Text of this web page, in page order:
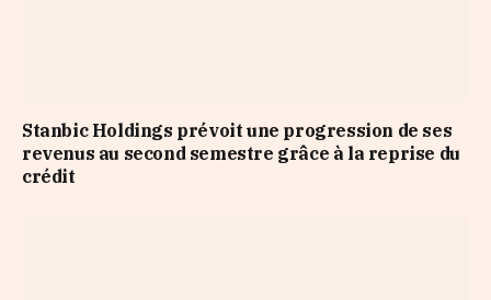
Stanbic Holdings prévoit une progression de ses
revenus au second semestre grâce à la reprise du
crédit